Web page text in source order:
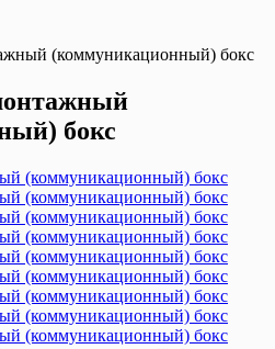
(коммуникационный) бокс
бокс